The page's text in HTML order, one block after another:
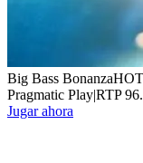
Big Bass BonanzaHOT
Pragmatic Play|RTP
Jugar ahora